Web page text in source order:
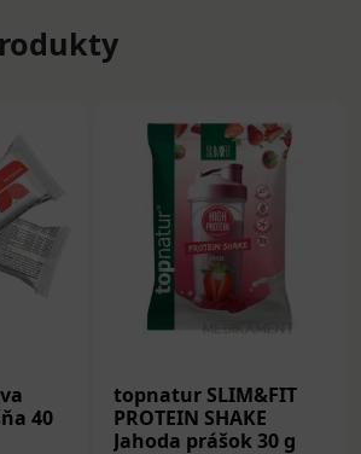
40
topnatur SLIM&FIT
PROTEIN SHAKE
Jahoda prášok 30 g